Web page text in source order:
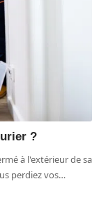
?
à l'extérieur de sa
perdiez vos…